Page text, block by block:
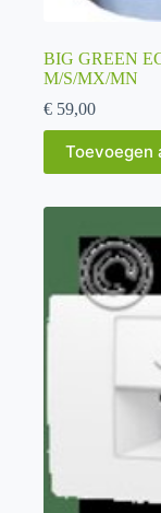
BIG GREEN
M/S/MX/MN
€ 59,00
Toevoegen